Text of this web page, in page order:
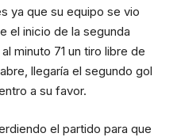
ya que su equipo se vio
el inicio de la segunda
minuto 71 un tiro libre de
llegaría el segundo gol
a su favor.
el partido para que